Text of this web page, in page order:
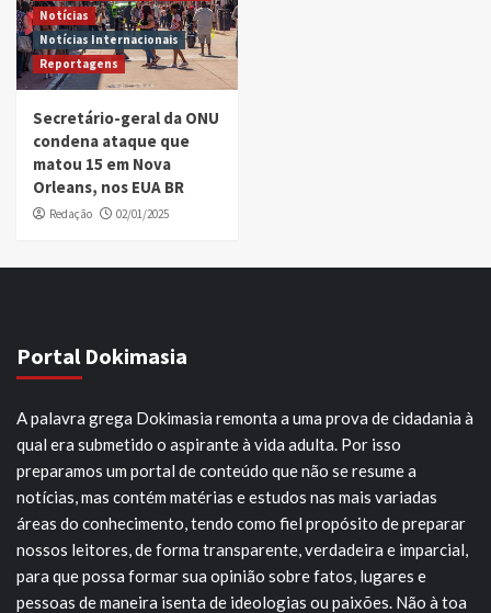
Notícias
Notícias Internacionais
Reportagens
Secretário-geral da ONU
condena ataque que
matou 15 em Nova
Orleans, nos EUA BR
Redação 02/01/2025
Portal Dokimasia
A palavra grega Dokimasia remonta a uma prova de cidadania à
qual era submetido o aspirante à vida adulta. Por isso
preparamos um portal de conteúdo que não se resume a
notícias, mas contém matérias e estudos nas mais variadas
áreas do conhecimento, tendo como fiel propósito de preparar
nossos leitores, de forma transparente, verdadeira e imparcial,
para que possa formar sua opinião sobre fatos, lugares e
pessoas de maneira isenta de ideologias ou paixões. Não à toa